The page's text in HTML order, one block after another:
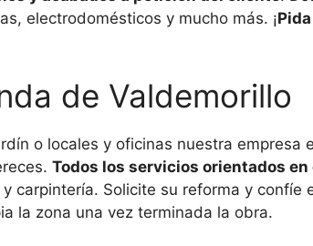
electrodomésticos y mucho más. ¡
de Valdemorillo
o locales y oficinas nuestra empresa
Todos los servicios orientados
Solicite su reforma y confíe
la zona una vez terminada la obra.